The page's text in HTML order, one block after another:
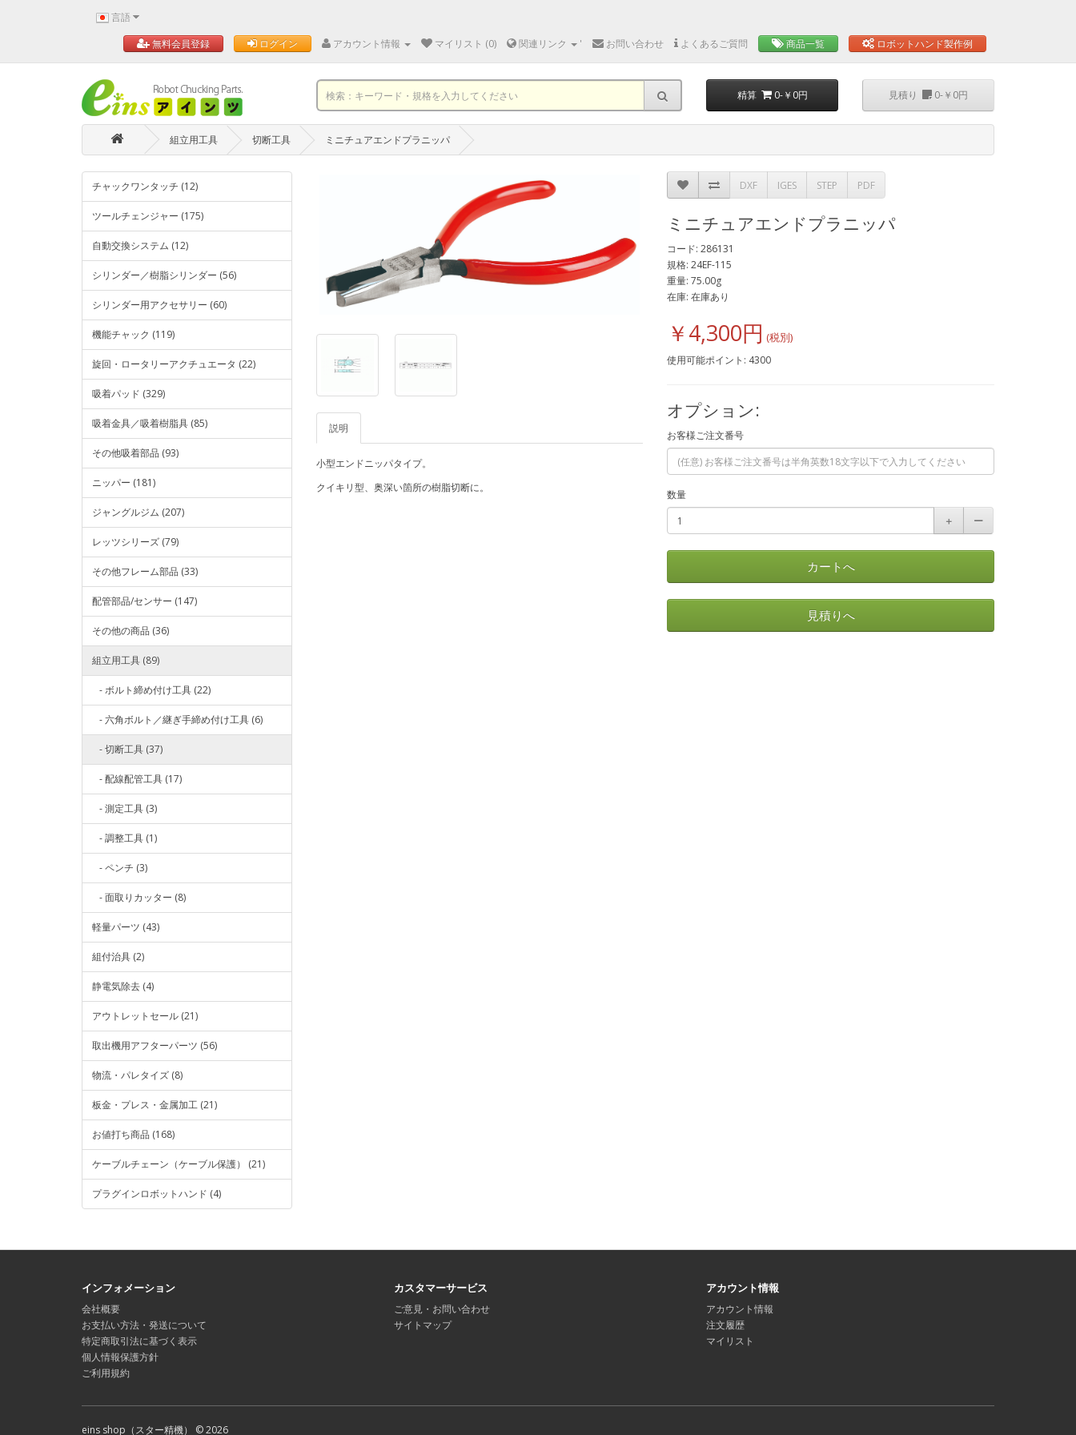
言語
無料会員登録
ログイン アカウント情報 マイリスト (0) 関連リンク ' お問い合わせ よくあるご質問 商品一覧 ロボットハンド製作例
精算 0-￥0円 見積り 0-￥0円
組立用工具 切断工具 ミニチュアエンドプラニッパ
チャックワンタッチ (12)
ツールチェンジャー (175)
自動交換システム (12)
シリンダー／樹脂シリンダー (56)
シリンダー用アクセサリー (60)
機能チャック (119)
旋回・ロータリーアクチュエータ (22)
吸着パッド (329)
吸着金具／吸着樹脂具 (85)
その他吸着部品 (93)
ニッパー (181)
ジャングルジム (207)
レッツシリーズ (79)
その他フレーム部品 (33)
配管部品/センサー (147)
その他の商品 (36)
組立用工具 (89)
- ボルト締め付け工具 (22)
- 六角ボルト／継ぎ手締め付け工具 (6)
- 切断工具 (37)
- 配線配管工具 (17)
- 測定工具 (3)
- 調整工具 (1)
- ペンチ (3)
- 面取りカッター (8)
軽量パーツ (43)
組付治具 (2)
静電気除去 (4)
アウトレットセール (21)
取出機用アフターパーツ (56)
物流・パレタイズ (8)
板金・プレス・金属加工 (21)
お値打ち商品 (168)
ケーブルチェーン（ケーブル保護） (21)
プラグインロボットハンド (4)
説明
小型エンドニッパタイプ。
クイキリ型、奥深い箇所の樹脂切断に。
DXF IGES STEP PDF
ミニチュアエンドプラニッパ
コード: 286131
規格: 24EF-115
重量: 75.00g
在庫: 在庫あり
￥4,300円
使用可能ポイント: 4300
オプション:
お客様ご注文番号
数量
＋
ー
カートへ
見積りへ
インフォメーション
会社概要
お支払い方法・発送について
特定商取引法に基づく表示
個人情報保護方針
ご利用規約
カスタマーサービス
ご意見・お問い合わせ
サイトマップ
アカウント情報
アカウント情報
注文履歴
マイリスト
eins shop（スター精機） © 2026